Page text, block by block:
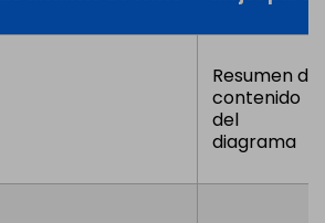
Resumen del
contenido
del
diagrama